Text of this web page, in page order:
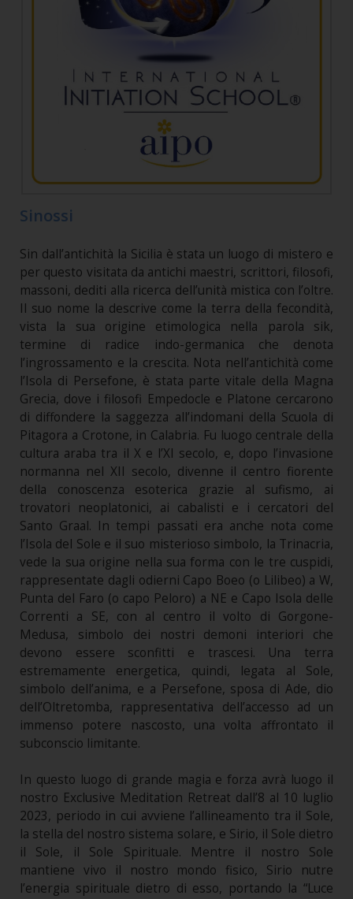
Sinossi
Sin dall’antichità la Sicilia è stata un luogo di mistero e
per questo visitata da antichi maestri, scrittori, filosofi,
massoni, dediti alla ricerca dell’unità mistica con l’oltre.
Il suo nome la descrive come la terra della fecondità,
vista la sua origine etimologica nella parola sik,
termine di radice indo-germanica che denota
l’ingrossamento e la crescita. Nota nell’antichità come
l’Isola di Persefone, è stata parte vitale della Magna
Grecia, dove i filosofi Empedocle e Platone cercarono
di diffondere la saggezza all’indomani della Scuola di
Pitagora a Crotone, in Calabria. Fu luogo centrale della
cultura araba tra il X e l’XI secolo, e, dopo l’invasione
normanna nel XII secolo, divenne il centro fiorente
della conoscenza esoterica grazie al sufismo, ai
trovatori neoplatonici, ai cabalisti e i cercatori del
Santo Graal. In tempi passati era anche nota come
l’Isola del Sole e il suo misterioso simbolo, la Trinacria,
vede la sua origine nella sua forma con le tre cuspidi,
rappresentate dagli odierni Capo Boeo (o Lilibeo) a W,
Punta del Faro (o capo Peloro) a NE e Capo Isola delle
Correnti a SE, con al centro il volto di Gorgone-
Medusa, simbolo dei nostri demoni interiori che
devono essere sconfitti e trascesi. Una terra
estremamente energetica, quindi, legata al Sole,
simbolo dell’anima, e a Persefone, sposa di Ade, dio
dell’Oltretomba, rappresentativa dell’accesso ad un
immenso potere nascosto, una volta affrontato il
subconscio limitante.
In questo luogo di grande magia e forza avrà luogo il
nostro Exclusive Meditation Retreat dall’8 al 10 luglio
2023, periodo in cui avviene l’allineamento tra il Sole,
la stella del nostro sistema solare, e Sirio, il Sole dietro
il Sole, il Sole Spirituale. Mentre il nostro Sole
mantiene vivo il nostro mondo fisico, Sirio nutre
l’energia spirituale dietro di esso, portando la “Luce